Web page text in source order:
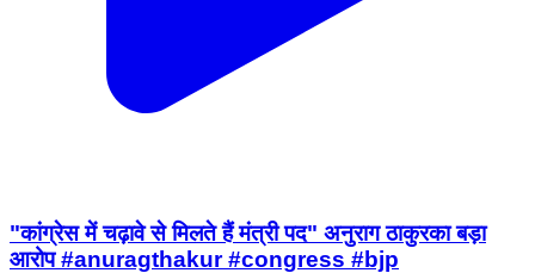
"कांग्रेस में चढ़ावे से मिलते हैं मंत्री पद" अनुराग ठाकुरका बड़ा
आरोप #anuragthakur #congress #bjp